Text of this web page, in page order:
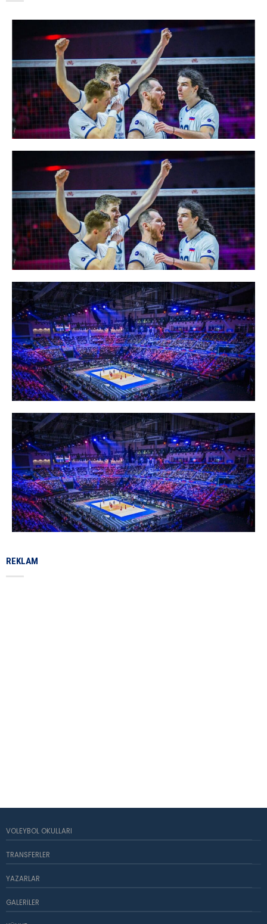
REKLAM
VOLEYBOL OKULLARI
TRANSFERLER
YAZARLAR
GALERILER